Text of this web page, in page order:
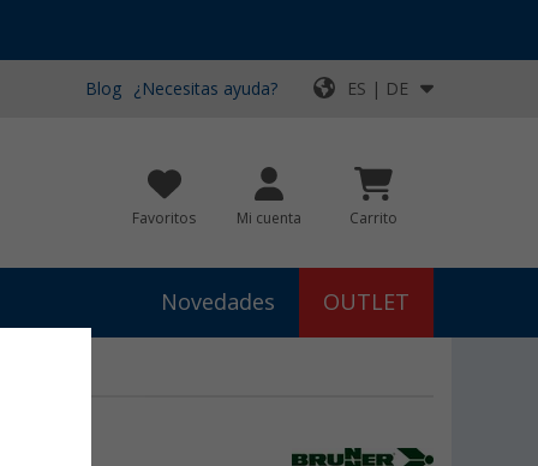
Blog ¿Necesitas ayuda? ES | DE
Favoritos Mi cuenta Carrito
Novedades OUTLET